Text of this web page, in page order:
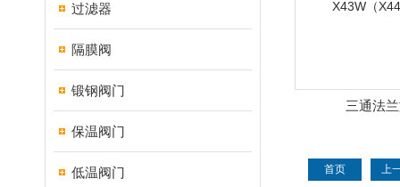
过滤器
隔膜阀
锻钢阀门
保温阀门
低温阀门
三通法
首页 上